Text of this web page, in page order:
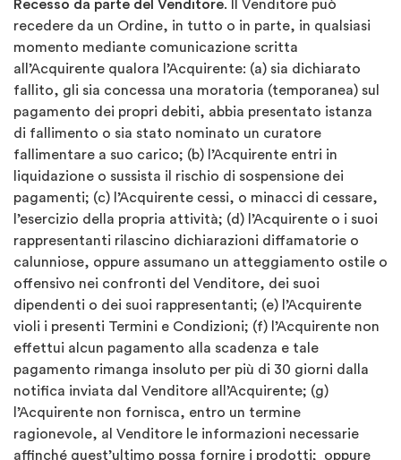
Recesso da parte del Venditore. Il Venditore può
recedere da un Ordine, in tutto o in parte, in qualsiasi
momento mediante comunicazione scritta
all’Acquirente qualora l’Acquirente: (a) sia dichiarato
fallito, gli sia concessa una moratoria (temporanea) sul
pagamento dei propri debiti, abbia presentato istanza
di fallimento o sia stato nominato un curatore
fallimentare a suo carico; (b) l’Acquirente entri in
liquidazione o sussista il rischio di sospensione dei
pagamenti; (c) l’Acquirente cessi, o minacci di cessare,
l’esercizio della propria attività; (d) l’Acquirente o i suoi
rappresentanti rilascino dichiarazioni diffamatorie o
calunniose, oppure assumano un atteggiamento ostile o
offensivo nei confronti del Venditore, dei suoi
dipendenti o dei suoi rappresentanti; (e) l’Acquirente
violi i presenti Termini e Condizioni; (f) l’Acquirente non
effettui alcun pagamento alla scadenza e tale
pagamento rimanga insoluto per più di 30 giorni dalla
notifica inviata dal Venditore all’Acquirente; (g)
l’Acquirente non fornisca, entro un termine
ragionevole, al Venditore le informazioni necessarie
affinché quest’ultimo possa fornire i prodotti; oppure